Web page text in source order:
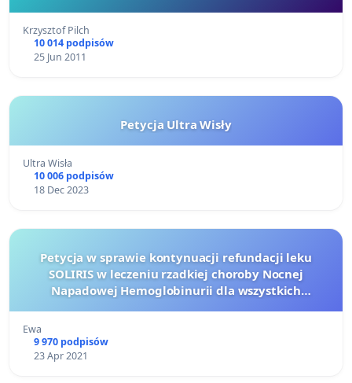
Krzysztof Pilch
10 014 podpisów
25 Jun 2011
Petycja Ultra Wisły
Ultra Wisła
10 006 podpisów
18 Dec 2023
Petycja w sprawie kontynuacji refundacji leku
SOLIRIS w leczeniu rzadkiej choroby Nocnej
Napadowej Hemoglobinurii dla wszystkich
Ewa
9 970 podpisów
23 Apr 2021